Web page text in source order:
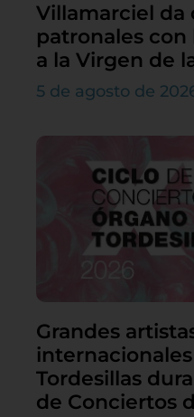
Villamarciel da
patronales
a la Virgen de
5 de agosto de
Grandes
Tordesillas
de Conciertos